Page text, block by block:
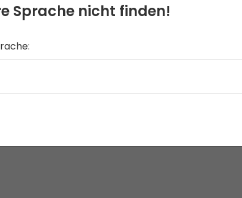
Sprache nicht finden!